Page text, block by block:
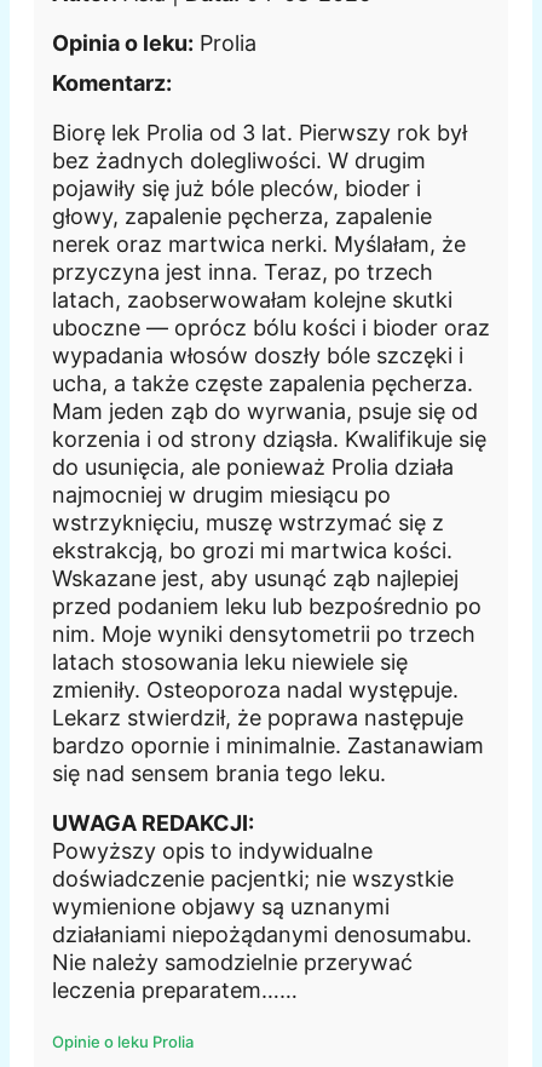
Opinia o leku: Prolia
Komentarz:
Biorę lek Prolia od 3 lat. Pierwszy rok był
bez żadnych dolegliwości. W drugim
pojawiły się już bóle pleców, bioder i
głowy, zapalenie pęcherza, zapalenie
nerek oraz martwica nerki. Myślałam, że
przyczyna jest inna. Teraz, po trzech
latach, zaobserwowałam kolejne skutki
uboczne — oprócz bólu kości i bioder oraz
wypadania włosów doszły bóle szczęki i
ucha, a także częste zapalenia pęcherza.
Mam jeden ząb do wyrwania, psuje się od
korzenia i od strony dziąsła. Kwalifikuje się
do usunięcia, ale ponieważ Prolia działa
najmocniej w drugim miesiącu po
wstrzyknięciu, muszę wstrzymać się z
ekstrakcją, bo grozi mi martwica kości.
Wskazane jest, aby usunąć ząb najlepiej
przed podaniem leku lub bezpośrednio po
nim. Moje wyniki densytometrii po trzech
latach stosowania leku niewiele się
zmieniły. Osteoporoza nadal występuje.
Lekarz stwierdził, że poprawa następuje
bardzo opornie i minimalnie. Zastanawiam
się nad sensem brania tego leku.
UWAGA REDAKCJI:
Powyższy opis to indywidualne
doświadczenie pacjentki; nie wszystkie
wymienione objawy są uznanymi
działaniami niepożądanymi denosumabu.
Nie należy samodzielnie przerywać
leczenia preparatem……
Opinie o leku Prolia